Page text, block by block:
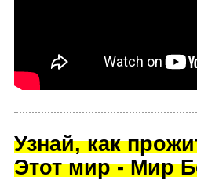
Узнай, как
Этот мир - Мир